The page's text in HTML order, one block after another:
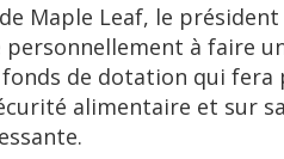
Maple Leaf, le
personnellement à faire
de dotation qui fera
alimentaire et sur